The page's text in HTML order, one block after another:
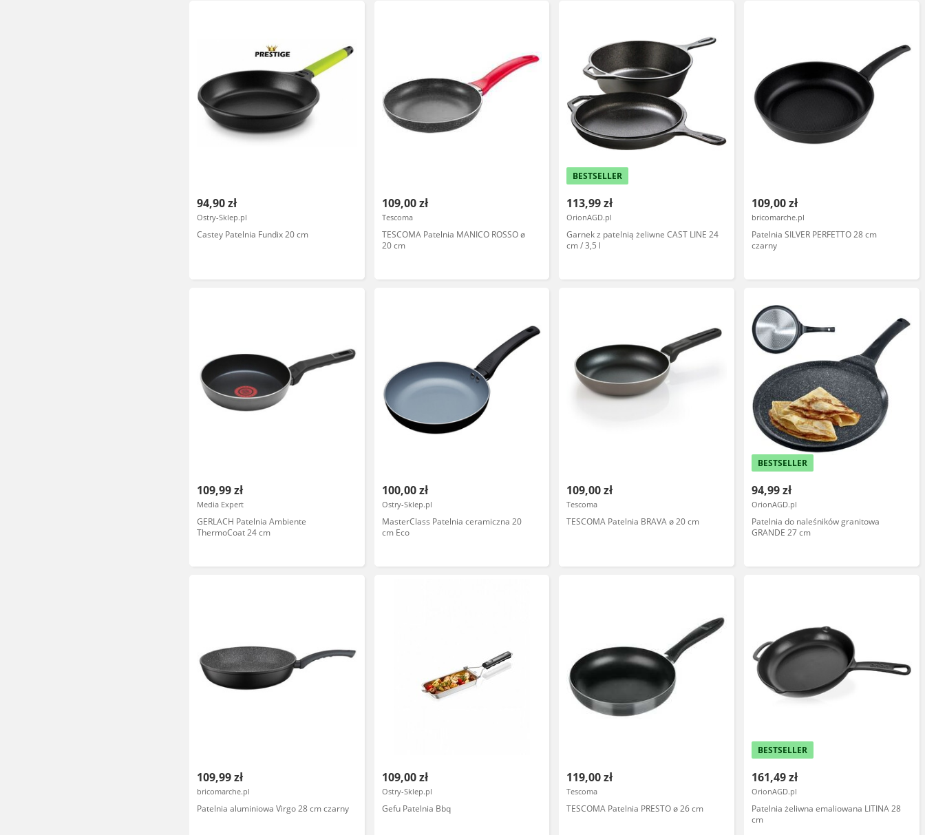
94,90 zł
Ostry-Sklep.pl
Castey Patelnia Fundix 20 cm
109,00 zł
Tescoma
TESCOMA Patelnia MANICO ROSSO ø
20 cm
BESTSELLER
113,99 zł
OrionAGD.pl
Garnek z patelnią żeliwne CAST LINE 24
cm / 3,5 l
109,00 zł
bricomarche.pl
Patelnia SILVER PERFETTO 28 cm
czarny
109,99 zł
Media Expert
GERLACH Patelnia Ambiente
ThermoCoat 24 cm
100,00 zł
Ostry-Sklep.pl
MasterClass Patelnia ceramiczna 20
cm Eco
109,00 zł
Tescoma
TESCOMA Patelnia BRAVA ø 20 cm
BESTSELLER
94,99 zł
OrionAGD.pl
Patelnia do naleśników granitowa
GRANDE 27 cm
109,99 zł
bricomarche.pl
Patelnia aluminiowa Virgo 28 cm czarny
109,00 zł
Ostry-Sklep.pl
Gefu Patelnia Bbq
119,00 zł
Tescoma
TESCOMA Patelnia PRESTO ø 26 cm
BESTSELLER
161,49 zł
OrionAGD.pl
Patelnia żeliwna emaliowana LITINA 28
cm